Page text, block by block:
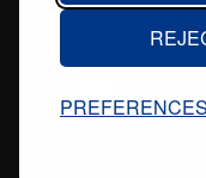
PREFERENCES